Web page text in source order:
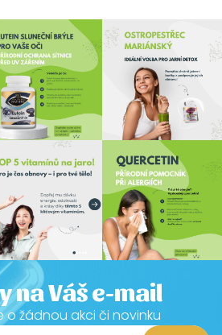
na Váš e-mail
o žádnou akci či novinku